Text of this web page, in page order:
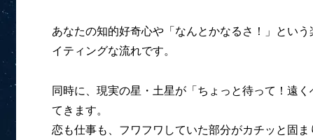
あなたの知的好奇心や「なんとかなるさ！」とい
イティングな流れです。
同時に、現実の星・土星が「ちょっと待って！遠
てきます。
恋も仕事も、フワフワしていた部分がカチッと固